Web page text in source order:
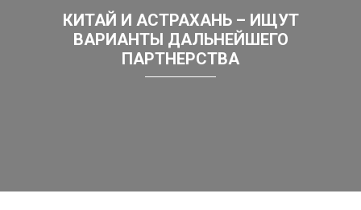
КИТАЙ И АСТРАХАНЬ – ИЩУТ
ВАРИАНТЫ ДАЛЬНЕЙШЕГО
ПАРТНЕРСТВА